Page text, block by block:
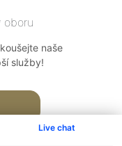
Live chat
oboru
naše
služby!